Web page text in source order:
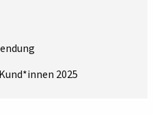
2025